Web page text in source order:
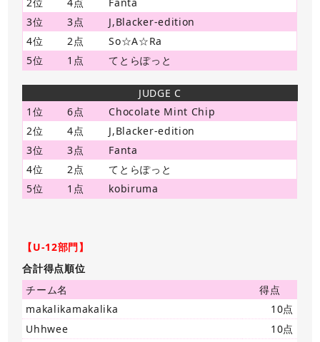
2位
4点
Fanta
3位
3点
J,Blacker-edition
4位
2点
So☆A☆Ra
5位
1点 てとらぽっと
JUDGE C
1位
6点
Chocolate Mint Chip
2位
4点
J,Blacker-edition
3位
3点
Fanta
4位
2点
てとらぽっと
5位
1点 kobiruma
【U-12部門】
合計得点順位
チーム名
得点
makalikamakalika
10点
Uhhwee
10点